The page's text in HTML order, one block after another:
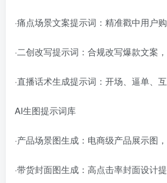
·痛点场景文案提示词：精准戳中用户
·二创改写提示词：合规改写爆款文案
·直播话术生成提示词：开场、逼单、
AI生图提示词库
·产品场景图生成：电商级产品展示图
·带货封面图生成：高点击率封面设计